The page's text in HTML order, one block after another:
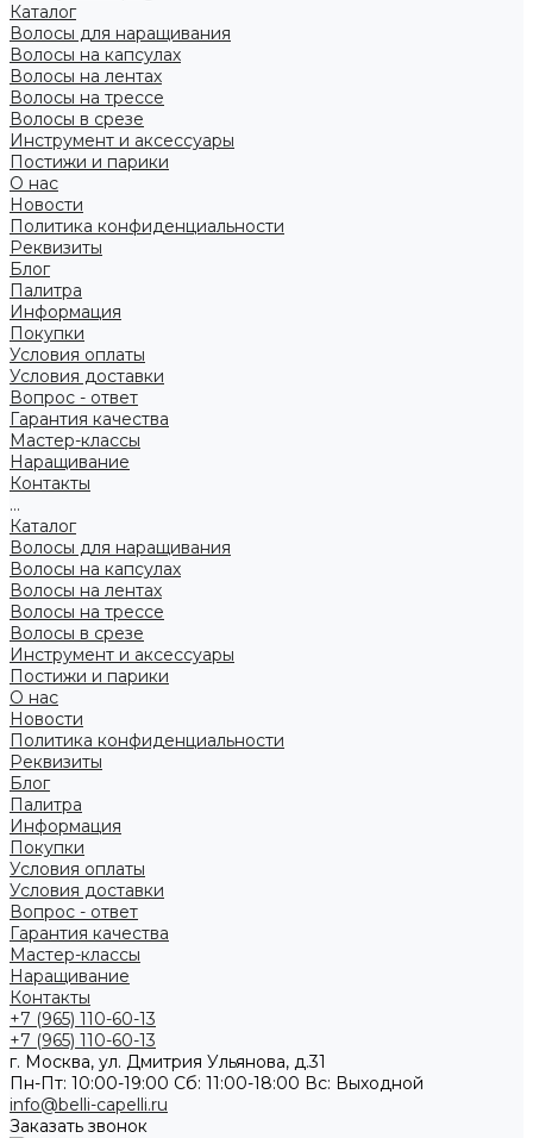
Каталог
Волосы для наращивания
Волосы на капсулах
Волосы на лентах
Волосы на трессе
Волосы в срезе
Инструмент и аксессуары
Постижи и парики
О нас
Новости
Политика конфиденциальности
Реквизиты
Блог
Палитра
Информация
Покупки
Условия оплаты
Условия доставки
Вопрос - ответ
Гарантия качества
Мастер-классы
Наращивание
Контакты
...
Каталог
Волосы для наращивания
Волосы на капсулах
Волосы на лентах
Волосы на трессе
Волосы в срезе
Инструмент и аксессуары
Постижи и парики
О нас
Новости
Политика конфиденциальности
Реквизиты
Блог
Палитра
Информация
Покупки
Условия оплаты
Условия доставки
Вопрос - ответ
Гарантия качества
Мастер-классы
Наращивание
Контакты
+7 (965) 110-60-13
+7 (965) 110-60-13
г. Москва, ул. Дмитрия Ульянова, д.31
Пн-Пт: 10:00-19:00 Cб: 11:00-18:00 Вс: Выходной
info@belli-capelli.ru
Заказать звонок